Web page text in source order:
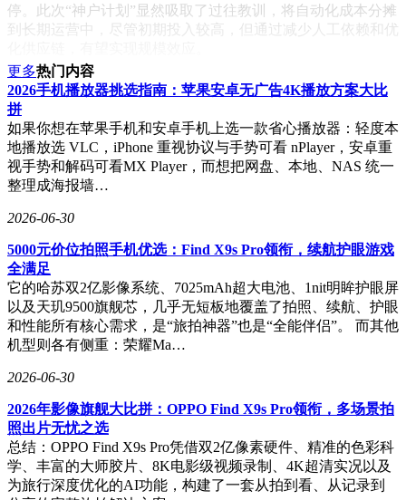
停。此次“神户计划”显然吸取了过往教训，将自动化成本分摊
到长期运营中，尽管初期投入较高，但通过减少人工依赖和优
行业分析师指出，亚马逊的竞争优势在于数据驱动的运营能
力。通过整合电商平台的消费洞察、物流网络的配送效率，以
及AI技术的决策支持，新门店可能同时支持到店购物、自提
服务和即时配送三种模式。这种“全渠道零售”模式若能成功落
地，将对沃尔玛、克罗格等传统巨头形成直接挑战，甚至重塑
整个超市行业的竞争格局。
目前，亚马逊尚未公布具体投资规模和试点城市，但内部文件
术的逐步成熟，这家科技公司能否在实体零售领域复制其电商
帝国的成功，仍需时间检验。
更多热门内容
2026手机播放器挑选指南：苹果安卓无广告4K播放方案大比
拼
如果你想在苹果手机和安卓手机上选一款省心播放器：轻度本
地播放选 VLC，iPhone 重视协议与手势可看 nPlayer，安卓重
视手势和解码可看MX Player，而想把网盘、本地、NAS 统一
整理成海报墙…
2026-06-30
5000元价位拍照手机优选：Find X9s Pro领衔，续航护眼游戏
全满足
它的哈苏双2亿影像系统、7025mAh超大电池、1nit明眸护眼屏
以及天玑9500旗舰芯，几乎无短板地覆盖了拍照、续航、护眼
和性能所有核心需求，是“旅拍神器”也是“全能伴侣”。 而其他
机型则各有侧重：荣耀Ma…
2026-06-30
2026年影像旗舰大比拼：OPPO Find X9s Pro领衔，多场景拍
照出片无忧之选
总结：OPPO Find X9s Pro凭借双2亿像素硬件、精准的色彩科
学、丰富的大师胶片、8K电影级视频录制、4K超清实况以及
为旅行深度优化的AI功能，构建了一套从拍到看、从记录到